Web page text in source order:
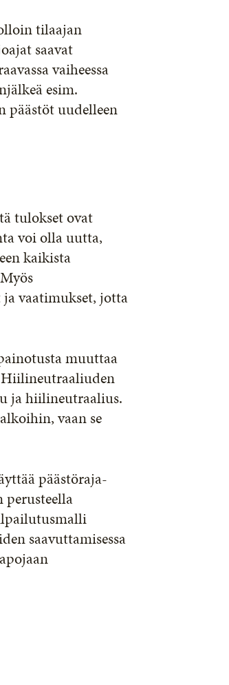
tilaajan
saavat
vaiheessa
esim.
päästöt uudelleen
tulokset ovat
voi olla uutta,
kaikista
vaatimukset, jotta
muuttaa
ja hiilineutraalius.
vaan se
päästöraja-
saavuttamisessa